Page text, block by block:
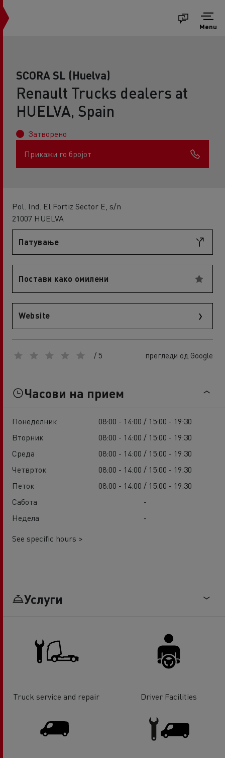
Menu
SCORA SL (Huelva)
Renault Trucks dealers at
HUELVA, Spain
Затворено
Прикажи го бројот
Pol. Ind. El Fortiz Sector E, s/n
21007 HUELVA
Патување
Постави како омилени
Website
/ 5 прегледи од Google
Часови на прием
Понеделник
08:00 - 14:00 / 15:00 - 19:30
Вторник
08:00 - 14:00 / 15:00 - 19:30
Среда
08:00 - 14:00 / 15:00 - 19:30
Четврток
08:00 - 14:00 / 15:00 - 19:30
Петок
08:00 - 14:00 / 15:00 - 19:30
Сабота
-
Недела
-
See specific hours >
Услуги
Truck service and repair Driver Facilities